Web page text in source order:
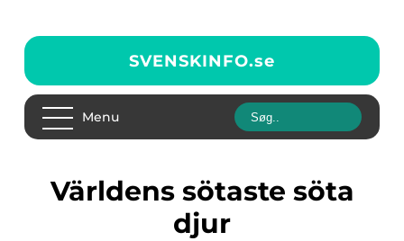
SVENSKINFO.se
Menu
världens sötaste söta
djur